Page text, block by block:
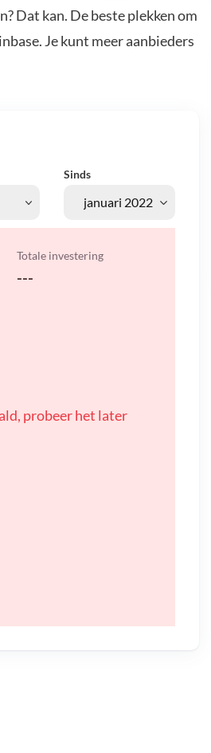
Dat kan. De beste plekken om
Je kunt meer aanbieders
Sinds
Totale investering
---
probeer het later